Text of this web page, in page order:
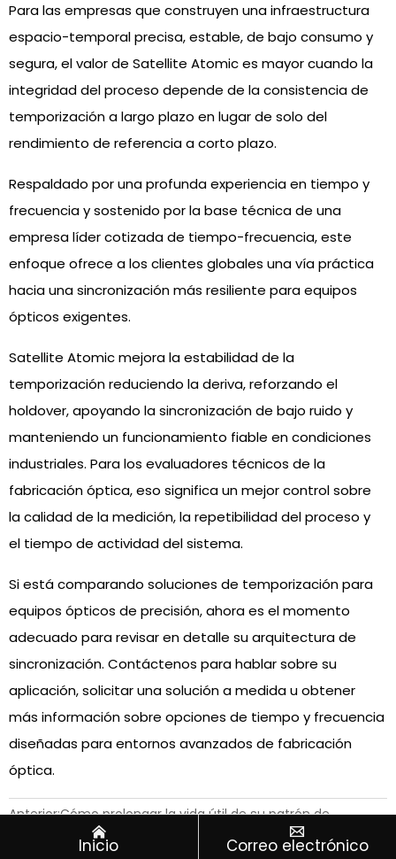
Para las empresas que construyen una infraestructura
espacio-temporal precisa, estable, de bajo consumo y
segura, el valor de Satellite Atomic es mayor cuando la
integridad del proceso depende de la consistencia de
temporización a largo plazo en lugar de solo del
rendimiento de referencia a corto plazo.
Respaldado por una profunda experiencia en tiempo y
frecuencia y sostenido por la base técnica de una
empresa líder cotizada de tiempo-frecuencia, este
enfoque ofrece a los clientes globales una vía práctica
hacia una sincronización más resiliente para equipos
ópticos exigentes.
Satellite Atomic mejora la estabilidad de la
temporización reduciendo la deriva, reforzando el
holdover, apoyando la sincronización de bajo ruido y
manteniendo un funcionamiento fiable en condiciones
industriales. Para los evaluadores técnicos de la
fabricación óptica, eso significa un mejor control sobre
la calidad de la medición, la repetibilidad del proceso y
el tiempo de actividad del sistema.
Si está comparando soluciones de temporización para
equipos ópticos de precisión, ahora es el momento
adecuado para revisar en detalle su arquitectura de
sincronización. Contáctenos para hablar sobre su
aplicación, solicitar una solución a medida u obtener
más información sobre opciones de tiempo y frecuencia
diseñadas para entornos avanzados de fabricación
óptica.
Anterior:Cómo prolongar la vida útil de su patrón de
frecuencia de cesio por bombeo óptico

Inicio

Correo electrónico